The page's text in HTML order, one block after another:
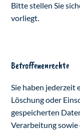
Bitte stellen Sie
vorliegt.
Betroffenenrechte
Sie haben jederzeit
Löschung oder
gespeicherten
Verarbeitung